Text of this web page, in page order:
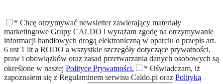
* Chcę otrzymywać newsletter zawierający materiały
marketingowe Grupy CALDO i wyrażam zgodę na otrzymywanie
informacji handlowych drogą elektroniczną w oparciu o przepis art.
6 ust 1 lit a RODO a wszystkie szczegóły dotyczące prywatności,
praw i obowiązków oraz zasad przetwarzania danych osobowych są
określone w naszej Polityce Prywatności. * Oświadczam, iż
zapoznałem się z Regulaminem serwisu Caldo.pl oraz Polityką